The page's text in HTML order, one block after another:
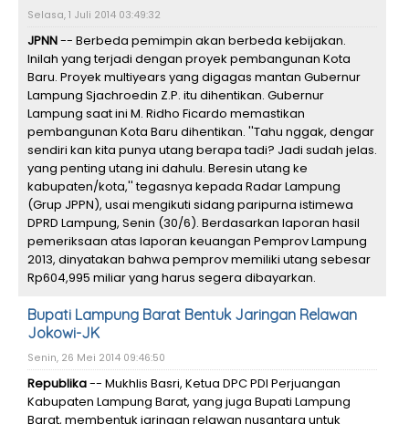
Selasa, 1 Juli 2014 03:49:32
JPNN-- Berbeda pemimpin akan berbeda kebijakan.
Inilah yang terjadi dengan proyek pembangunan Kota
Baru. Proyek multiyears yang digagas mantan Gubernur
Lampung Sjachroedin Z.P. itu dihentikan. Gubernur
Lampung saat ini M. Ridho Ficardo memastikan
pembangunan Kota Baru dihentikan. ''Tahu nggak, dengar
sendiri kan kita punya utang berapa tadi? Jadi sudah jelas.
yang penting utang ini dahulu. Beresin utang ke
kabupaten/kota,'' tegasnya kepada Radar Lampung
(Grup JPPN), usai mengikuti sidang paripurna istimewa
DPRD Lampung, Senin (30/6). Berdasarkan laporan hasil
pemeriksaan atas laporan keuangan Pemprov Lampung
2013, dinyatakan bahwa pemprov memiliki utang sebesar
Rp604,995 miliar yang harus segera dibayarkan.
Bupati Lampung Barat Bentuk Jaringan Relawan
Jokowi-JK
Senin, 26 Mei 2014 09:46:50
Republika-- Mukhlis Basri, Ketua DPC PDI Perjuangan
Kabupaten Lampung Barat, yang juga Bupati Lampung
Barat, membentuk jaringan relawan nusantara untuk